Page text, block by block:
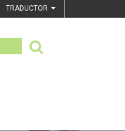
TRADUCTOR